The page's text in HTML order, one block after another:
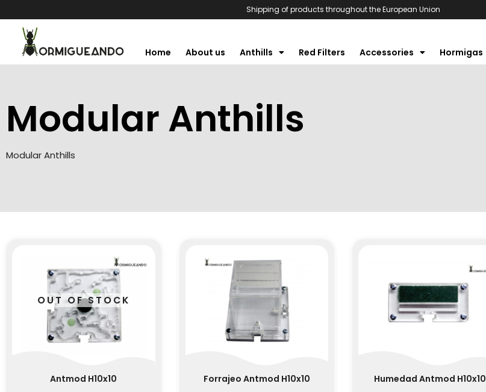
Shipping of products throughout the European Union
Home About us Anthills Red Filters Accessories Hormigas
Modular Anthills
Modular Anthills
OUT OF STOCK
Antmod H10x10
Forrajeo Antmod H10x10
Humedad Antmod H10x10